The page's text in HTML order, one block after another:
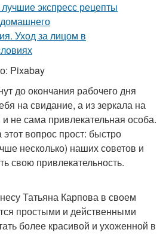
Pixabay
до окончания рабочего дня
на свидание, а из зеркала на
не сама привлекательная особа.
вопрос прост: быстро
несколько) наших советов и
свою привлекательность.
Татьяна Карпова в своем
простыми и действенными
более красивой и ухоженной в